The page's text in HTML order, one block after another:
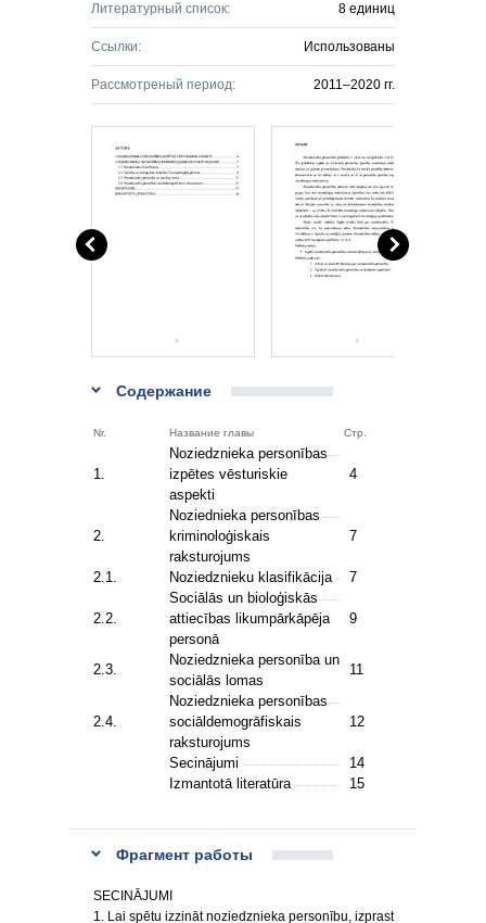
Литературный список: 8 единиц
Ссылки: Использованы
Рассмотреный период: 2011–2020 гг.
Содержание
Nr. Название главы Стр.
1.
Noziedznieka personības
izpētes vēsturiskie
aspekti
4
2.
Noziednieka personības
kriminoloģiskais
raksturojums
7
2.1. Noziedznieku klasifikācija 7
2.2.
Sociālās un bioloģiskās
attiecības likumpārkāpēja
personā
9
2.3.
Noziedznieka personība un
sociālās lomas
11
2.4.
Noziedznieka personības
sociāldemogrāfiskais
raksturojums
12
Secinājumi
14
Izmantotā literatūra
15
Фрагмент работы
SECINĀJUMI
1. Lai spētu izzināt noziedznieka personību, izprast